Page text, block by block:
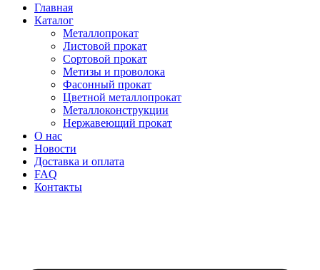
Главная
Каталог
Металлопрокат
Листовой прокат
Сортовой прокат
Метизы и проволока
Фасонный прокат
Цветной металлопрокат
Металлоконструкции
Нержавеющий прокат
О нас
Новости
Доставка и оплата
FAQ
Контакты